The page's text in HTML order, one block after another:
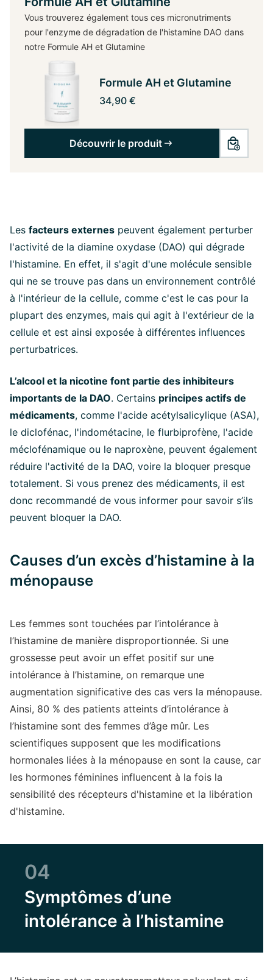
Vous trouverez également tous ces micronutriments
pour l'enzyme de dégradation de l'histamine DAO dans
notre Formule AH et Glutamine
Formule AH et Glutamine
34,90 €
Découvrir le produit
Les facteurs externes peuvent également perturber
l'activité de la diamine oxydase (DAO) qui dégrade
l'histamine. En effet, il s'agit d'une molécule sensible
qui ne se trouve pas dans un environnement contrôlé
à l'intérieur de la cellule, comme c'est le cas pour la
plupart des enzymes, mais qui agit à l'extérieur de la
cellule et est ainsi exposée à différentes influences
perturbatrices.
L’alcool et la nicotine font partie des inhibiteurs
importants de la DAO. Certains principes actifs de
médicaments, comme l'acide acétylsalicylique (ASA),
le diclofénac, l'indométacine, le flurbiprofène, l'acide
méclofénamique ou le naproxène, peuvent également
réduire l'activité de la DAO, voire la bloquer presque
totalement. Si vous prenez des médicaments, il est
donc recommandé de vous informer pour savoir s’ils
peuvent bloquer la DAO.
Causes d’un excès d’histamine à la
ménopause
Les femmes sont touchées par l’intolérance à
l’histamine de manière disproportionnée. Si une
grossesse peut avoir un effet positif sur une
intolérance à l’histamine, on remarque une
augmentation significative des cas vers la ménopause.
Ainsi, 80 % des patients atteints d’intolérance à
l’histamine sont des femmes d’âge mûr. Les
scientifiques supposent que les modifications
hormonales liées à la ménopause en sont la cause, car
les hormones féminines influencent à la fois la
sensibilité des récepteurs d'histamine et la libération
d'histamine.
04
Symptômes d’une
intolérance à l’histamine